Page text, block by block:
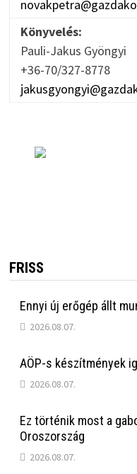
Könyvelés:
Pauli-Jakus Gyöngyi
+36-70/327-8778
FRISS
Ennyi új erőgép állt
2026.08.07.
AÖP-s készítmények
2026.08.07.
Ez történik most a
Oroszország
2026.08.07.